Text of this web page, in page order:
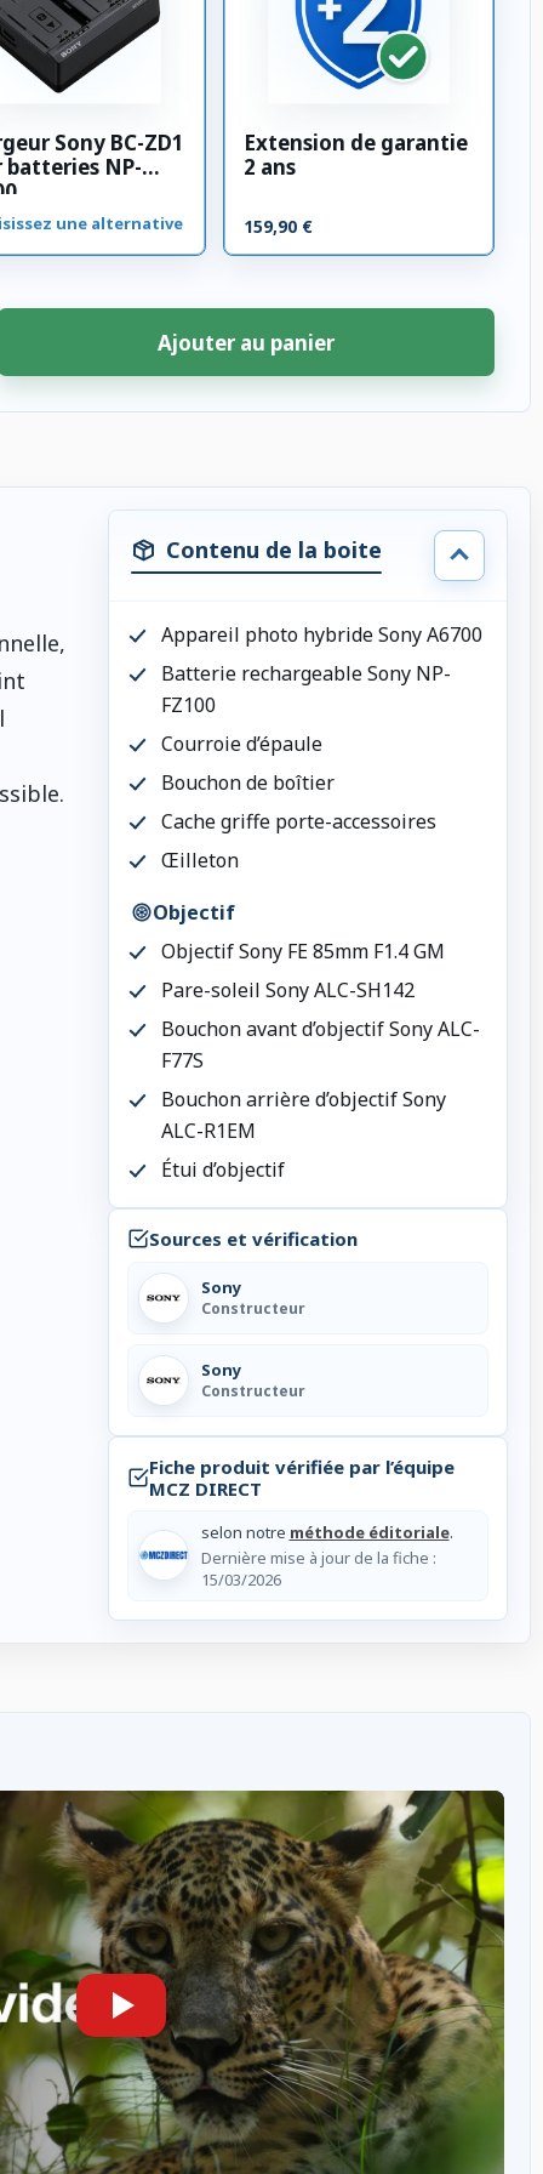
Sony BC-ZD1
batteries NP-
une alternative
Extension de garantie
2 ans
159,90 €
Ajouter au panier
Contenu de la boite
Appareil photo hybride Sony A6700
Batterie rechargeable Sony NP-
FZ100
Courroie d’épaule
Bouchon de boîtier
Cache griffe porte-accessoires
Œilleton
Objectif
Objectif Sony FE 85mm F1.4 GM
Pare-soleil Sony ALC-SH142
Bouchon avant d’objectif Sony ALC-
F77S
Bouchon arrière d’objectif Sony
ALC-R1EM
Étui d’objectif
Sources et vérification
Sony
Constructeur
Sony
Constructeur
Fiche produit vérifiée par l’équipe
MCZ DIRECT
selon notre méthode éditoriale.
Dernière mise à jour de la fiche :
15/03/2026